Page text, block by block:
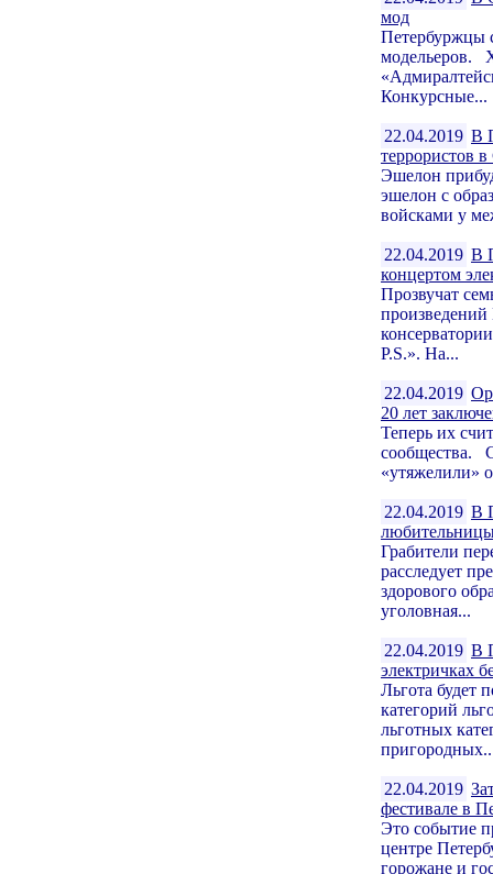
мод
Петербуржцы
модельеров.
Конкурсные...
22.04.2019 В
террористов
Эшелон
эшелон с
войсками у
22.04.2019 В
концертом
Прозвучат
P.S.». На...
22.04.2019
20 лет
Теперь их
сообщества.
«утяжелили»
22.04.2019 В
Грабители
расследует
здорового
уголовная...
22.04.2019 В
электричках
Льгота будет
категорий
льготных
22.04.2019
фестивале в
Это событие
центре
горожане и